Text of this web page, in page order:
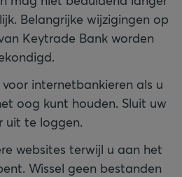
Belangrijke wijzigingen op
Keytrade Bank worden
internetbankieren als u
oog kunt houden. Sluit uw
uit te loggen.
websites terwijl u aan het
Wissel geen bestanden